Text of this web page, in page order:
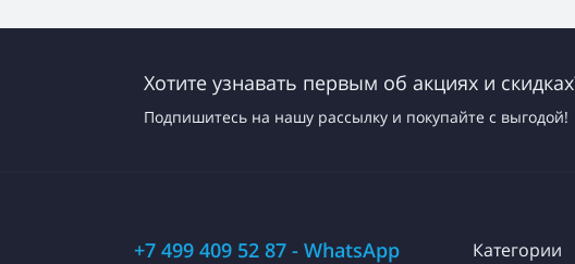
Хотите узнавать первым об акциях и
Подпишитесь на нашу рассылку и покупайте с выгодой!
+7 499 409 52 87 - WhatsApp Категории